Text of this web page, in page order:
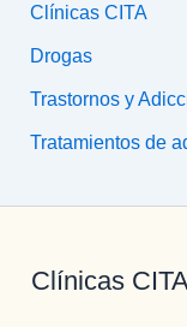
Clínicas CITA
Drogas
Trastornos y
Tratamientos de
Clínicas CITA